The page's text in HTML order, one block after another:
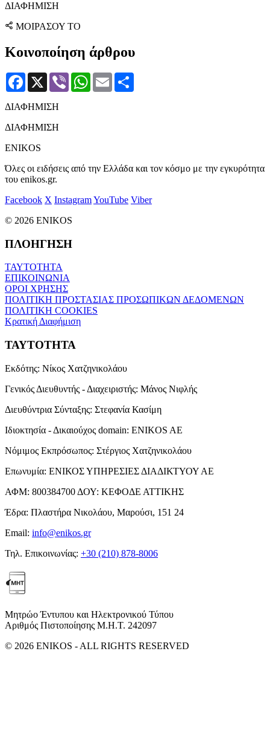
ΔΙΑΦΗΜΙΣΗ
ΜΟΙΡΑΣΟΥ ΤΟ
Κοινοποίηση άρθρου
Facebook
X Viber WhatsApp
Email
ΔΙΑΦΗΜΙΣΗ
ΔΙΑΦΗΜΙΣΗ
ENIKOS
Όλες οι ειδήσεις από την Ελλάδα και τον κόσμο με την εγκυρότητα
του enikos.gr.
Facebook X InstagramYouTube Viber
© 2026 ENIKOS
ΠΛΟΗΓΗΣΗ
ΤΑΥΤΟΤΗΤΑ
ΕΠΙΚΟΙΝΩΝΙΑ
ΟΡΟΙ ΧΡΗΣΗΣ
ΠΟΛΙΤΙΚΗ ΠΡΟΣΤΑΣΙΑΣ ΠΡΟΣΩΠΙΚΩΝ ΔΕΔΟΜΕΝΩΝ
ΠΟΛΙΤΙΚΗ COOKIES
Κρατική Διαφήμιση
ΤΑΥΤΟΤΗΤΑ
Εκδότης: Νίκος Χατζηνικολάου
Γενικός Διευθυντής - Διαχειριστής: Μάνος Νιφλής
Διευθύντρια Σύνταξης: Στεφανία Κασίμη
Ιδιοκτησία - Δικαιούχος domain: ENIKOS AE
Νόμιμος Εκπρόσωπος: Στέργιος Χατζηνικολάου
Επωνυμία: ΕΝΙΚΟΣ ΥΠΗΡΕΣΙΕΣ ΔΙΑΔΙΚΤΥΟΥ ΑΕ
ΑΦΜ: 800384700 ΔΟΥ: ΚΕΦΟΔΕ ΑΤΤΙΚΗΣ
Έδρα: Πλαστήρα Νικολάου, Μαρούσι, 151 24
Email: info@enikos.gr
Τηλ. Επικοινωνίας: +30 (210) 878-8006
Μητρώο Έντυπου και Ηλεκτρονικού Τύπου
Αριθμός Πιστοποίησης Μ.Η.Τ. 242097
© 2026 ENIKOS - ALL RIGHTS RESERVED